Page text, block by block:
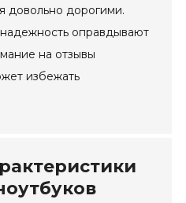
довольно дорогими.
оправдывают
на отзывы
избежать